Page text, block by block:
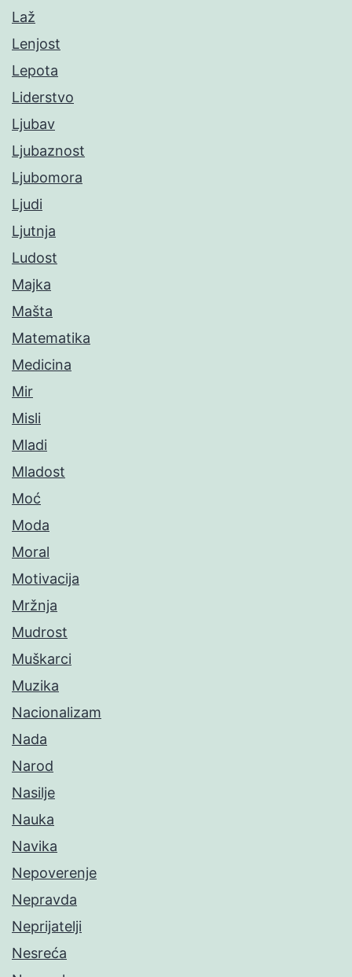
Laž
Lenjost
Lepota
Liderstvo
Ljubav
Ljubaznost
Ljubomora
Ljudi
Ljutnja
Ludost
Majka
Mašta
Matematika
Medicina
Mir
Misli
Mladi
Mladost
Moć
Moda
Moral
Motivacija
Mržnja
Mudrost
Muškarci
Muzika
Nacionalizam
Nada
Narod
Nasilje
Nauka
Navika
Nepoverenje
Nepravda
Neprijatelji
Nesreća